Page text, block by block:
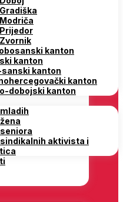
kanton
kanton
kanton
kanton
dobojski kanton
aktivista i